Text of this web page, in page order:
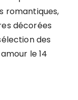
romantiques,
décorées
des
le 14